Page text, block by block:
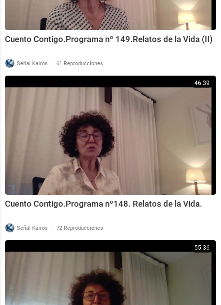
Cuento Contigo.Programa nº 149.Relatos de la Vida (II)
Señal Kairos | 61 Reproducciones
46:39
Cuento Contigo.Programa nº148. Relatos de la Vida.
Señal Kairos | 72 Reproducciones
55:36